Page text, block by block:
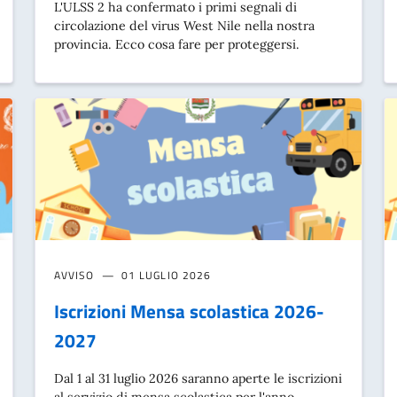
L'ULSS 2 ha confermato i primi segnali di
circolazione del virus West Nile nella nostra
provincia. Ecco cosa fare per proteggersi.
AVVISO 01 LUGLIO 2026
Iscrizioni Mensa scolastica 2026-
2027
Dal 1 al 31 luglio 2026 saranno aperte le iscrizioni